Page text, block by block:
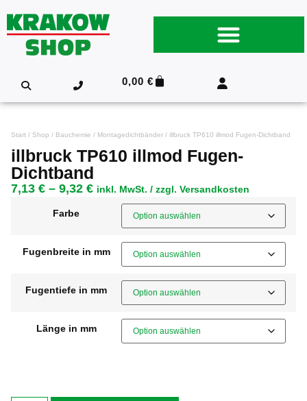
0,00€
Start / Shop / Bauchemie / Montagedichtbänder / illbruck TP610 illmod Fugen-Dichtband
illbruck TP610 illmod Fugen-
Dichtband
7,13 € – 9,32 € inkl. MwSt. / zzgl. Versandkosten
Farbe
Fugenbreite in mm
Fugentiefe in mm
Länge in mm